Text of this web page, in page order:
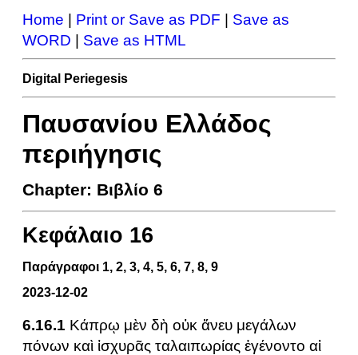
Home Print or Save as PDF
Save as
WORD
Save as HTML
Digital Periegesis
Παυσανίου Ελλάδος
περιήγησις
Chapter: Βιβλίο 6
Κεφάλαιο 16
Παράγραφοι 1, 2, 3, 4, 5, 6, 7, 8, 9
2023-12-02
6.16.1 Κάπρῳ μὲν δὴ οὐκ ἄνευ μεγάλων
πόνων καὶ ἰσχυρᾶς ταλαιπωρίας ἐγένοντο αἱ